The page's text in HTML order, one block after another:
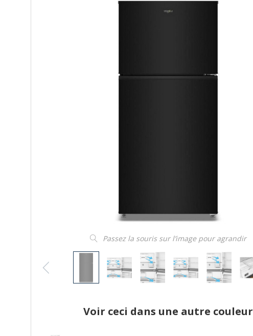
Passez la souris sur l’image pour agrandir
Voir ceci dans une autre couleur